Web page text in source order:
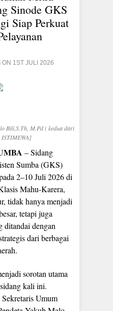
Sinode GKS
Siap Perkuat
ON 1ST JULI 2026
Bili,S.Th, M.Pd ( kedua dari
– Sidang
Sumba (GKS)
2–10 Juli 2026 di
Mahu-Karera,
tidak hanya menjadi
tetapi juga
ditandai dengan
dari berbagai
sorotan utama
kali ini.
Umum